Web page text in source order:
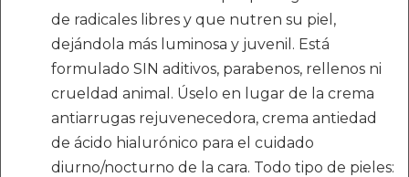
de radicales libres y que nutren su piel,
dejándola más luminosa y juvenil. Está
formulado SIN aditivos, parabenos, rellenos ni
crueldad animal. Úselo en lugar de la crema
antiarrugas rejuvenecedora, crema antiedad
de ácido hialurónico para el cuidado
diurno/nocturno de la cara. Todo tipo de pieles: